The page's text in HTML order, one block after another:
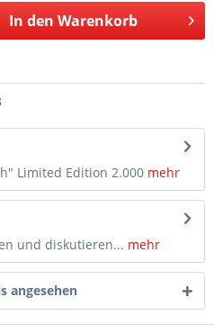
In den Warenkorb
Limited Edition 2.000 mehr
und diskutieren... mehr
angesehen